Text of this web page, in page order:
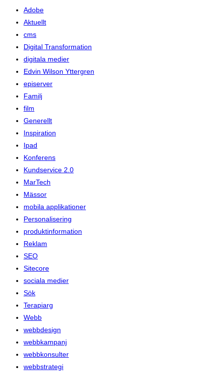
Adobe
Aktuellt
cms
Digital Transformation
digitala medier
Edvin Wilson Yttergren
episerver
Familj
film
Generellt
Inspiration
Ipad
Konferens
Kundservice 2.0
MarTech
Mässor
mobila applikationer
Personalisering
produktinformation
Reklam
SEO
Sitecore
sociala medier
Sök
Terapiarg
Webb
webbdesign
webbkampanj
webbkonsulter
webbstrategi